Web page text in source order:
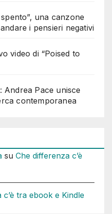
una canzone
i pensieri negativi
video di “Poised to
Andrea Pace unisce
contemporanea
su Che differenza c’è
c’è tra ebook e Kindle